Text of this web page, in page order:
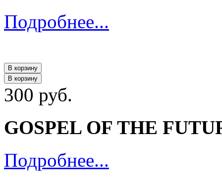
Подробнее...
В корзину
В корзину
300 руб.
GOSPEL OF THE
Подробнее...